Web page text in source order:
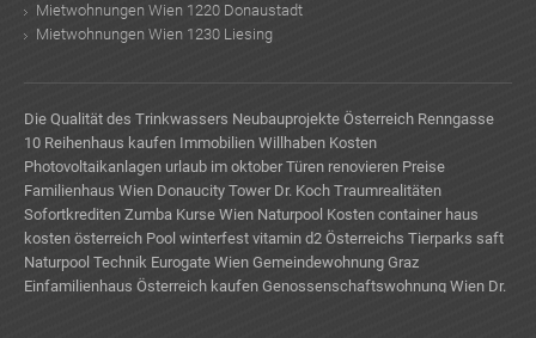
Mietwohnungen Wien 1220 Donaustadt
Mietwohnungen Wien 1230 Liesing
Die Qualität des Trinkwassers Neubauprojekte Österreich Renngasse
10 Reihenhaus kaufen Immobilien Willhaben Kosten
Photovoltaikanlagen urlaub im oktober Türen renovieren Preise
Familienhaus Wien Donaucity Tower Dr. Koch Traumrealitäten
Sofortkrediten Zumba Kurse Wien Naturpool Kosten container haus
kosten österreich Pool winterfest vitamin d2 Österreichs Tierparks saft
Naturpool Technik Eurogate Wien Gemeindewohnung Graz
Einfamilienhaus Österreich kaufen Genossenschaftswohnung Wien Dr.